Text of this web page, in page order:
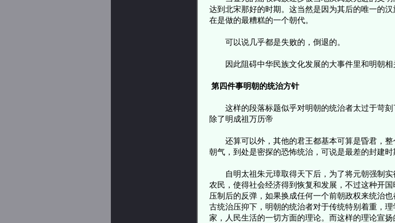
达到北宋那好的时期。这当然是因为其后的唯一的
在是做的最糟糕的一个朝代。
可以说几乎都是失败的，倒退的。
因此阻碍中华民族文化发展的大事件里和明朝相
第四件事明朝的统治方针
这样的段落标题似乎对明朝的统治者太过于苛刻
除了明成祖万历帝
还算可以外，其他的君王都基本可算是昏君，整
朝气，到处是密探的恐怖统治，可说是最差的封建时
自明太祖朱元璋取得天下后，为了将元朝强制实
农民，使得社会经济得到恢复和发展，不过这种开
压制后的反弹，如果换成任何一个前朝政权来统治
古统治压抑下，明朝的统治者对于传统特别着重，
家，人民生活的一切方面的理论。而这样的理论宣